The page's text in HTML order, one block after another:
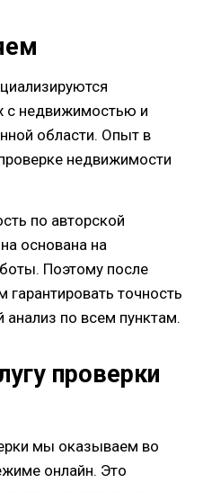
с недвижимостью и
области. Опыт в
недвижимости
по авторской
основана на
Поэтому после
точность
анализ по всем пунктам.
проверки
мы оказываем во
онлайн. Это